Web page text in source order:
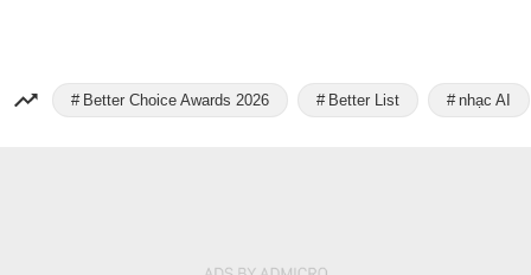
Better Choice Awards 2026 Better List nhạc AI